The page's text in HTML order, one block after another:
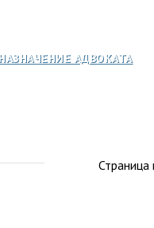
НАЗНАЧЕНИЕ АДВОКАТА
Страница